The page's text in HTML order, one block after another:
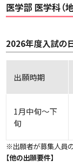
医学部 医学科（
2026年度入試の
出願時期
1月中旬～下
旬
※出願者が募集人員
【他の出願要件】